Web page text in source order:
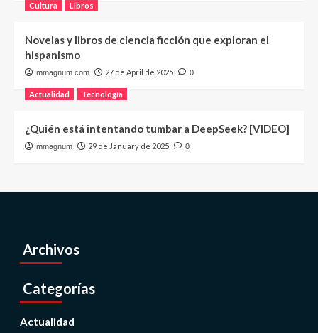
Cultura Libros
Novelas y libros de ciencia ficción que exploran el
hispanismo
mmagnum.com 27 de April de 2025 0
Actualidad Tecnología
¿Quién está intentando tumbar a DeepSeek? [VIDEO]
mmagnum 29 de January de 2025 0
Archivos
Categorías
Actualidad